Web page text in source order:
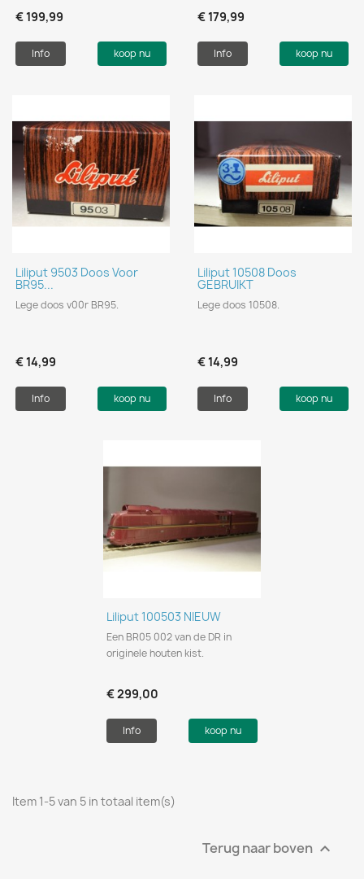
€ 199,99
Info koop nu
€ 179,99
Info koop nu
Liliput 9503 Doos Voor
BR95...
Lege doos v00r BR95.
€ 14,99
Info koop nu
Liliput 10508 Doos
GEBRUIKT
Lege doos 10508.
€ 14,99
Info koop nu
Liliput 100503 NIEUW
Een BR05 002 van de DR in
originele houten kist.
€ 299,00
Info koop nu
Item 1-5 van 5 in totaal item(s)
Terug naar boven 